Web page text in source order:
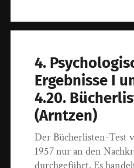
4.
Ergebnisse I
4.20.
(Arntzen)
Der Bücherlisten-Test
1957 nur an den